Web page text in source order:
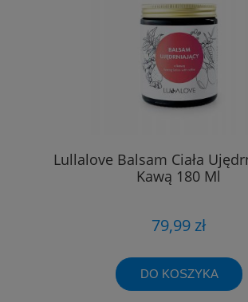
Lullalove Balsam Ciała
Kawą 180 Ml
79,99 zł
DO KOSZYKA